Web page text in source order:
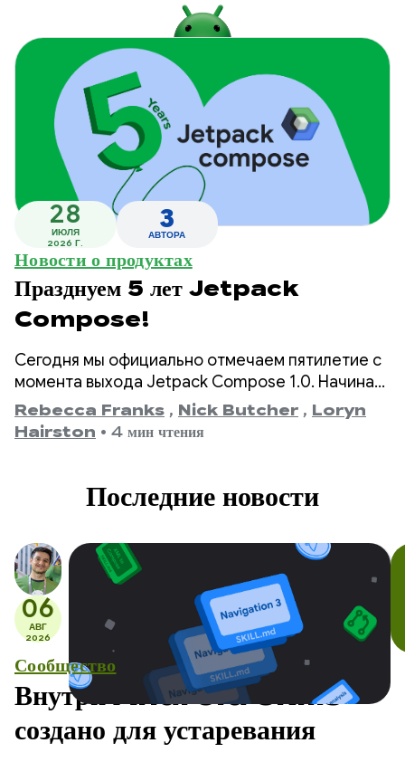
28
ИЮЛЯ
2026 Г.
3
АВТОРА
Новости о продуктах
Празднуем 5 лет Jetpack
Compose!
Сегодня мы официально отмечаем пятилетие с
момента выхода Jetpack Compose 1.0. Начиная
с версии 1.0, анонсированной 28 июля 2021 года,
и заканчивая нашей последней версией 1.11, мы
Rebecca Franks , Nick Butcher , Loryn
Hairston • 4 мин чтения
Последние новости
06
АВГ
2026
Сообщество
Внутри Android Skills —
создано для устаревания